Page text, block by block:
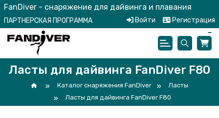
FanDiver - снаряжение для дайвинга и плавания
ПАРТНЕРСКАЯ ПРОГРАММА Войти Регистрация
Ласты для дайвинга FanDiver F80
Каталог снаряжения FanDiver
Ласты
Ласты для дайвинга FanDiver F80